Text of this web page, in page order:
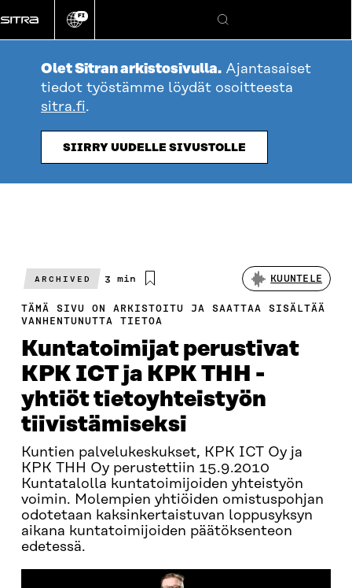
suoraan
sisältöön
Vaihda
kieli
FI
Hae
Olet Sitran arkistosivulla. Ajantasaiset
tiedot työstämme löydät osoitteesta
sitra.fi.
SIIRRY UUDELLE SIVUSTOLLE
ARCHIVED
Arvioitu
3 min KUUNTELE
TÄMÄ SIVU ON ARKISTOITU JA SAATTAA SISÄLTÄÄ
VANHENTUNUTTA TIETOA
Kuntatoimijat perustivat
KPK ICT ja KPK THH -
yhtiöt tietoyhteistyön
tiivistämiseksi
Kuntien palvelukeskukset, KPK ICT Oy ja
KPK THH Oy perustettiin 15.9.2010
Kuntatalolla kuntatoimijoiden yhteistyön
voimin. Molempien yhtiöiden omistuspohjan
odotetaan kaksinkertaistuvan loppusyksyn
aikana kuntatoimijoiden päätöksenteon
edetessä.